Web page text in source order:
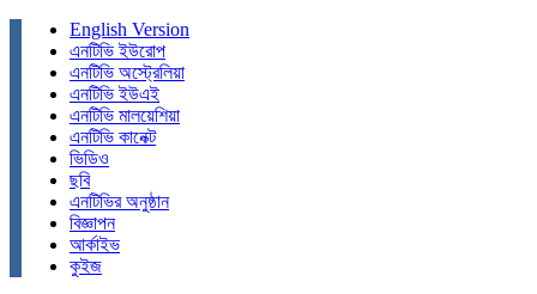
English Version
এনটিভি ইউরোপ
এনটিভি অস্ট্রেলিয়া
এনটিভি ইউএই
এনটিভি মালয়েশিয়া
এনটিভি কানেক্ট
ভিডিও
ছবি
এনটিভির অনুষ্ঠান
বিজ্ঞাপন
আর্কাইভ
কুইজ